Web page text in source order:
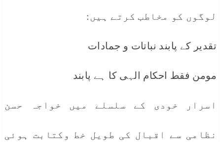
لوگوں کو مخاطب کرتے ہیں:
تقدیر کے پابند نباتات و جمادات
مومن فقط احکام الہی کا ہے پابند
اسرار خودی کے سلسلے میں خواجہ حسن
نظامی سے اقبال کی طویل خط وکتابت ہوئی